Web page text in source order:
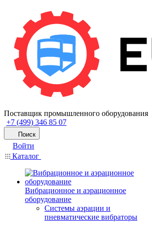
Поставщик промышленного оборудования
+7 (499) 346 85 07
Поиск
Войти
Каталог
Вибрационное и аэрационное
оборудование
Системы аэрации и
пневматические вибраторы